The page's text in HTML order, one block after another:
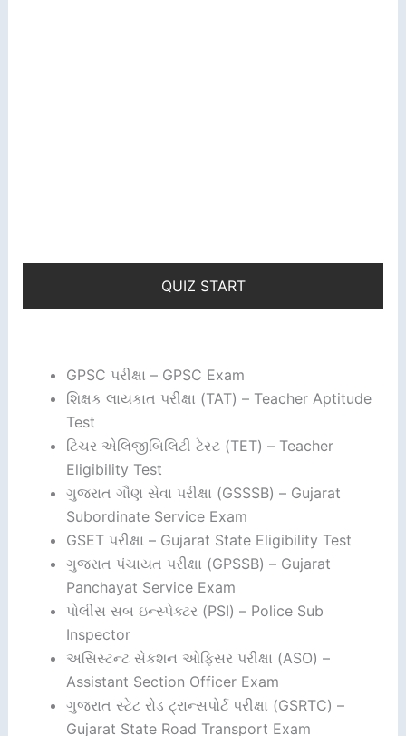
QUIZ START
GPSC પરીક્ષા – GPSC Exam
શિક્ષક લાયકાત પરીક્ષા (TAT) – Teacher Aptitude
Test
ટિચર એલિજીબિલિટી ટેસ્ટ (TET) – Teacher
Eligibility Test
ગુજરાત ગૌણ સેવા પરીક્ષા (GSSSB) – Gujarat
Subordinate Service Exam
GSET પરીક્ષા – Gujarat State Eligibility Test
ગુજરાત પંચાયત પરીક્ષા (GPSSB) – Gujarat
Panchayat Service Exam
પોલીસ સબ ઇન્સ્પેક્ટર (PSI) – Police Sub
Inspector
અસિસ્ટન્ટ સેકશન ઓફિસર પરીક્ષા (ASO) –
Assistant Section Officer Exam
ગુજરાત સ્ટેટ રોડ ટ્રાન્સપોર્ટ પરીક્ષા (GSRTC) –
Gujarat State Road Transport Exam